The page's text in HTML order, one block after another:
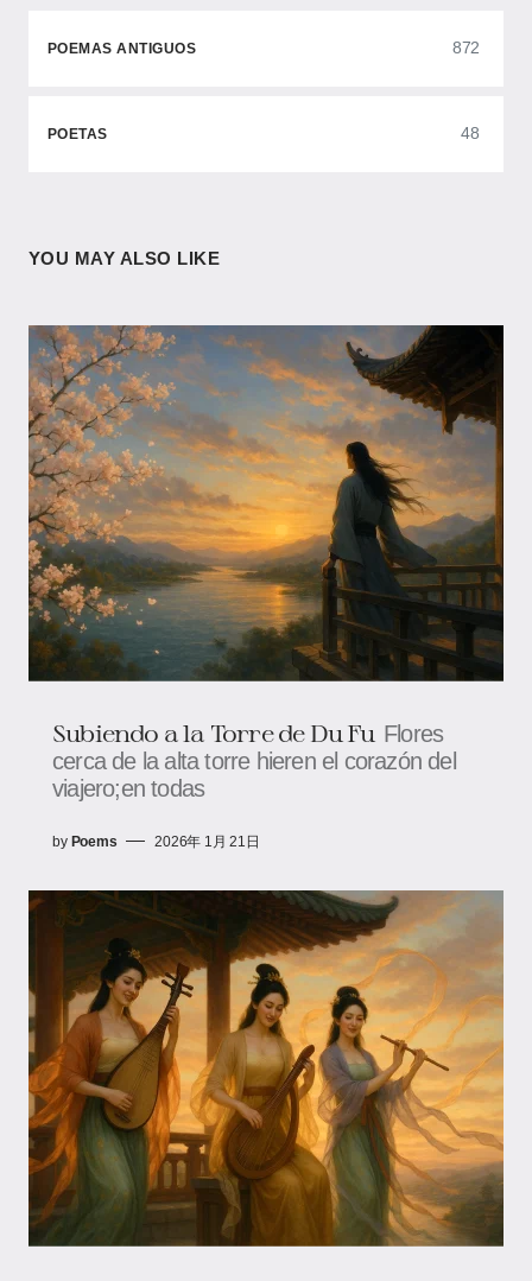
POEMAS ANTIGUOS 872
POETAS 48
YOU MAY ALSO LIKE
Subiendo a la Torre de Du Fu Flores
cerca de la alta torre hieren el corazón del
viajero;en todas
by Poems 2026年 1月 21日